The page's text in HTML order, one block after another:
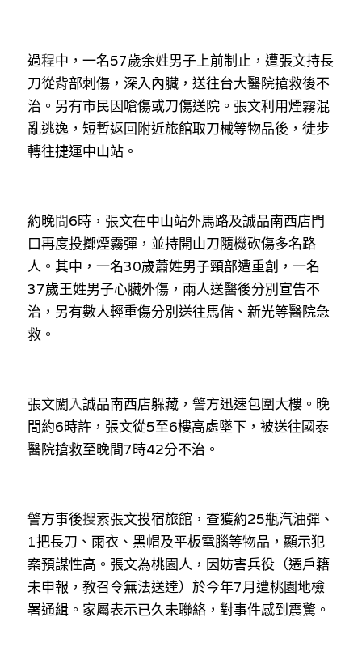
陳子遷律師專欄
羅浚軒專欄
溫志倫專欄
張美雄專欄
莊豪鋒專欄
香港科技專上書院｜專欄
過程中，一名57歲余姓男子上前制止，遭張文持長
刀從背部刺傷，深入內臟，送往台大醫院搶救後不
治。另有市民因嗆傷或刀傷送院。張文利用煙霧混
亂逃逸，短暫返回附近旅館取刀械等物品後，徒步
轉往捷運中山站。
約晚間6時，張文在中山站外馬路及誠品南西店門
口再度投擲煙霧彈，並持開山刀隨機砍傷多名路
人。其中，一名30歲蕭姓男子頸部遭重創，一名
37歲王姓男子心臟外傷，兩人送醫後分別宣告不
治，另有數人輕重傷分別送往馬偕、新光等醫院急
救。
張文闖入誠品南西店躲藏，警方迅速包圍大樓。晚
間約6時許，張文從5至6樓高處墜下，被送往國泰
醫院搶救至晚間7時42分不治。
警方事後搜索張文投宿旅館，查獲約25瓶汽油彈、
1把長刀、雨衣、黑帽及平板電腦等物品，顯示犯
案預謀性高。張文為桃園人，因妨害兵役（遷戶籍
未申報，教召令無法送達）於今年7月遭桃園地檢
署通緝。家屬表示已久未聯絡，對事件感到震驚。